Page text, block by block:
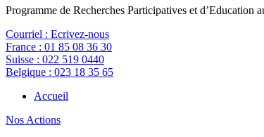
Programme de Recherches Participatives et
Courriel : Ecrivez-nous
France : 01 85 08 36 30
Suisse : 022 519 0440
Belgique : 023 18 35 65
Accueil
Nos Actions